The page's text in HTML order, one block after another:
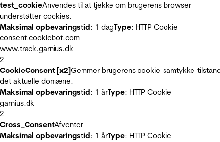
test_cookieAnvendes til at tjekke om brugerens browser
understøtter cookies.
Maksimal opbevaringstid: 1 dagType: HTTP Cookie
consent.cookiebot.com
www.track.garnius.dk
2
CookieConsent [x2]Gemmer brugerens cookie-samtykke-
det aktuelle domæne.
Maksimal opbevaringstid: 1 årType: HTTP Cookie
garnius.dk
2
Cross_ConsentAfventer
Maksimal opbevaringstid: 1 årType: HTTP Cookie